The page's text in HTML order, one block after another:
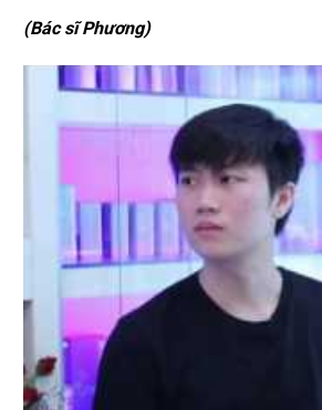
(Bác sĩ Phương)